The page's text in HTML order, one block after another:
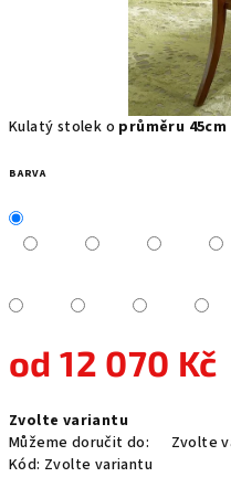
Kulatý stolek o průměru 45cm
BARVA
od12 070 Kč
cena:
Zvolte variantu
Můžeme doručit do:
Zvolte
Kód: Zvolte variantu